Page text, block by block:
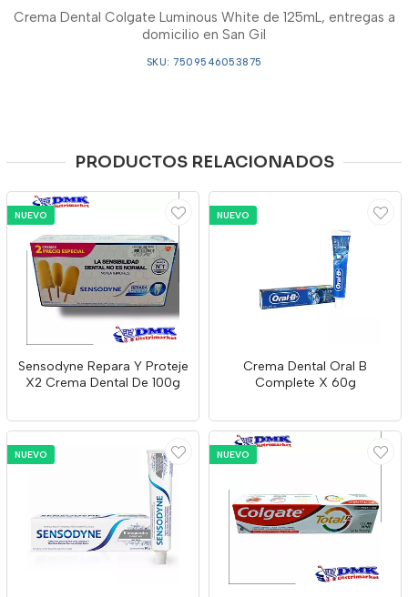
Crema Dental Colgate Luminous White de 125mL, entregas a
domicilio en San Gil
SKU: 7509546053875
PRODUCTOS RELACIONADOS
NUEVO
Sensodyne Repara Y Proteje
X2 Crema Dental De 100g
NUEVO
Crema Dental Oral B
Complete X 60g
NUEVO NUEVO